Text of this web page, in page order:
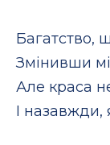
Багатство,
Змінивши
Але краса
І назавжди,